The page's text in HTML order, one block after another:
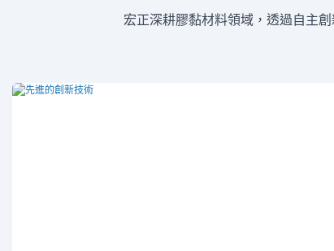
宏正深耕膠黏材料領域，透過自主